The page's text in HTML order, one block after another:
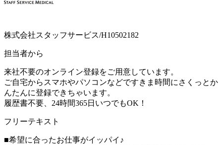
株式会社スタッフサービス/H10502182
担当者から
来社不要のオンライン登録をご用意しています。
ご自宅からスマホやパソコンなどですきま時間にさくっとか
んたんに登録できちゃいます。
履歴書不要、24時間365日いつでもOK！
フリーテキスト
■希望に合ったお仕事がイッパイ♪